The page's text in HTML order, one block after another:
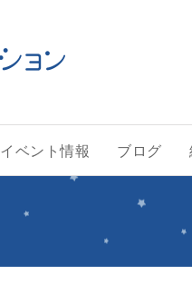
イベント情報 ブログ